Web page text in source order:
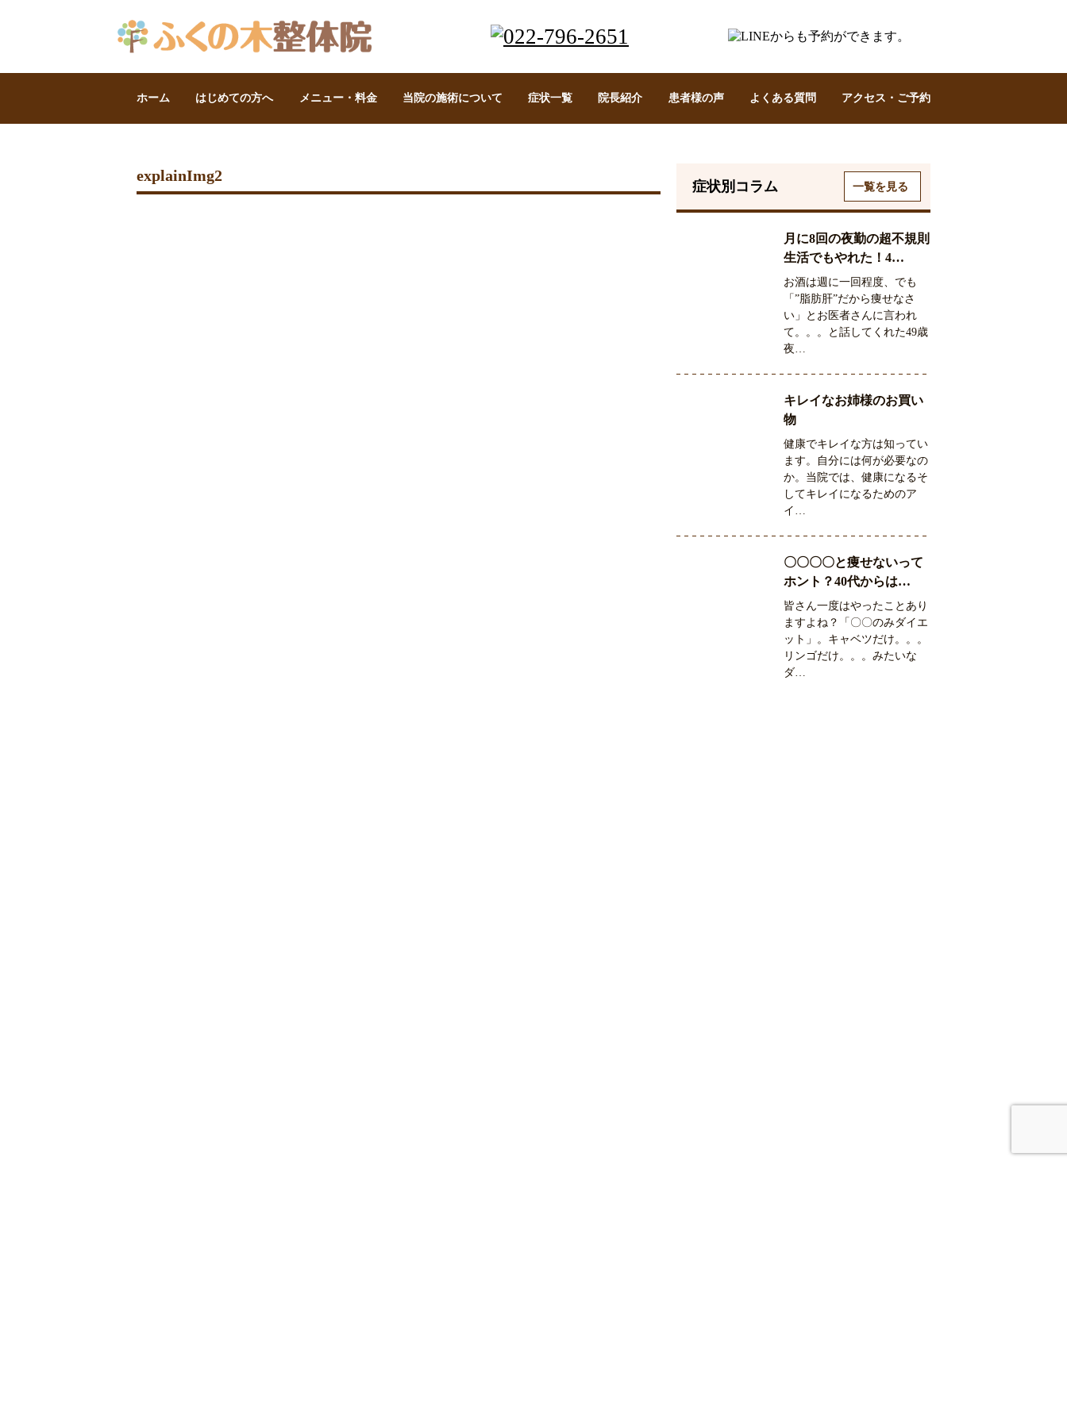
ホーム はじめての方へ メニュー・料金 当院の施術について 症状一覧 院長紹介 患者様の声 よくある質問 アクセス・ご予約
explainImg2
症状別コラム 一覧を見る
月に8回の夜勤の超不規則
生活でもやれた！4…
お酒は週に一回程度、でも
「”脂肪肝”だから痩せなさ
い」とお医者さんに言われ
て。。。と話してくれた49歳
夜…
キレイなお姉様のお買い
物
健康でキレイな方は知ってい
ます。自分には何が必要なの
か。当院では、健康になるそ
してキレイになるためのア
イ…
〇〇〇〇と痩せないって
ホント？40代からは…
皆さん一度はやったことあり
ますよね？「〇〇のみダイエ
ット」。キャベツだけ。。。
リンゴだけ。。。みたいな
ダ…